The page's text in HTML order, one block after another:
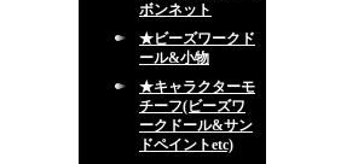
ボンネット
★ビーズワークド
ール&小物
★キャラクターモ
チーフ(ビーズワ
ークドール&サン
ドペイントetc)